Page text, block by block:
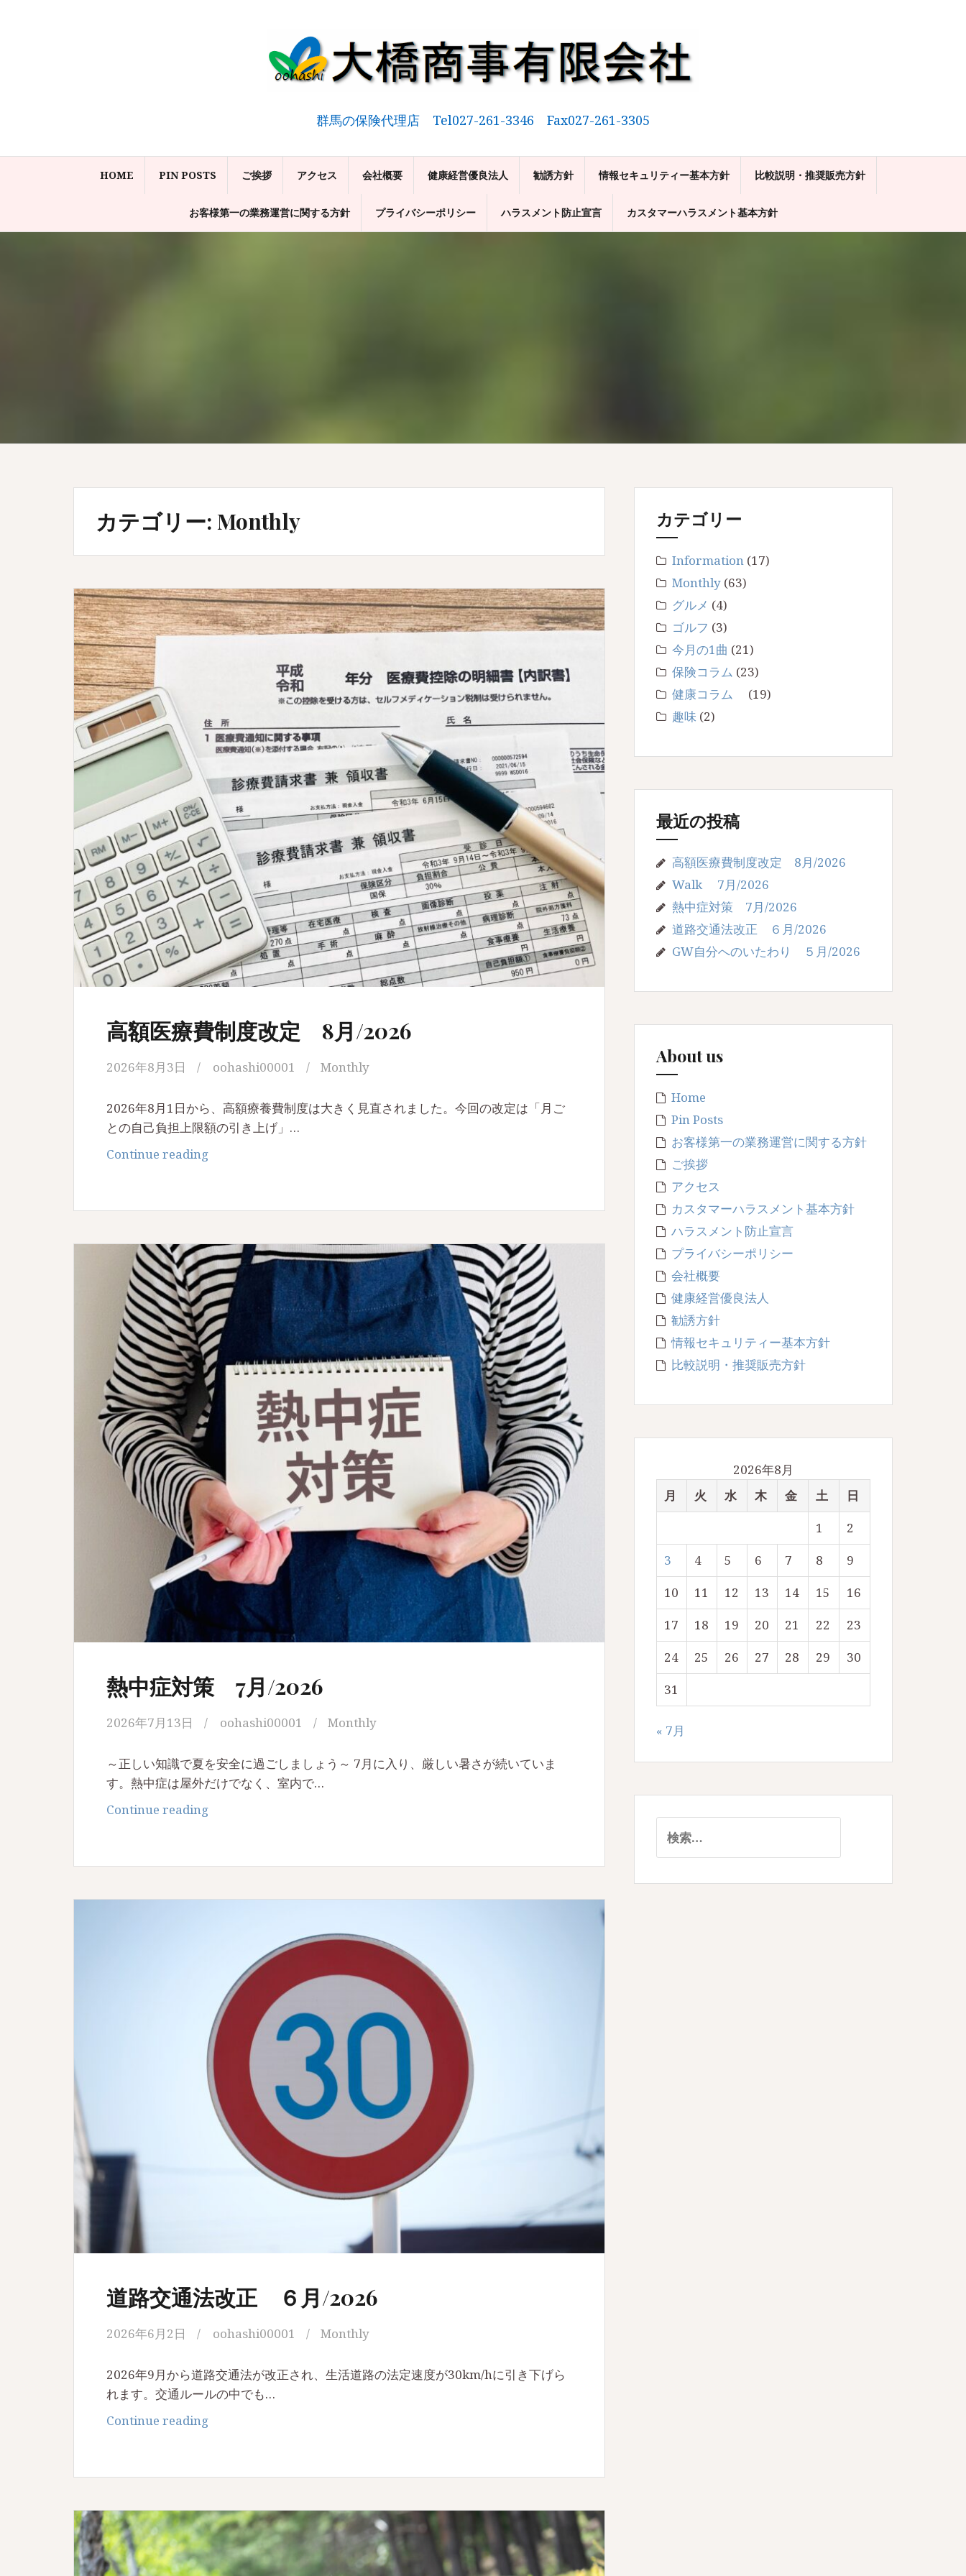
群馬の保険代理店 Tel027-261-3346 Fax027-261-3305
HOME PIN POSTS ご挨拶 アクセス 会社概要 健康経営優良法人 勧誘方針 情報セキュリティー基本方針 比較説明・推奨販売方針
お客様第一の業務運営に関する方針 プライバシーポリシー ハラスメント防止宣言 カスタマーハラスメント基本方針
カテゴリー: Monthly
高額医療費制度改定 8月/2026
2026年8月3日 oohashi00001 Monthly
2026年8月1日から、高額療養費制度は大きく見直されました。今回の改定は「月ご
との自己負担上限額の引き上げ」…
Continue reading高
療
制
度
改
定
8
月/2026
熱中症対策 7月/2026
2026年7月13日 oohashi00001 Monthly
～正しい知識で夏を安全に過ごしましょう～ 7月に入り、厳しい暑さが続いていま
す。熱中症は屋外だけでなく、室内で…
Continue reading熱
対
道路交通法改正 ６月/2026
2026年6月2日 oohashi00001 Monthly
2026年9月から道路交通法が改正され、生活道路の法定速度が30km/hに引き下げら
れます。交通ルールの中でも…
Continue reading道
通
改
正
６
カテゴリー
Information (17)
Monthly (63)
グルメ (4)
ゴルフ (3)
今月の1曲 (21)
保険コラム (23)
健康コラム
(19)
趣味 (2)
最近の投稿
高額医療費制度改定 8月/2026
Walk 7月/2026
熱中症対策 7月/2026
道路交通法改正 ６月/2026
GW自分へのいたわり ５月/2026
About us
Home
Pin Posts
お客様第一の業務運営に関する方針
ご挨拶
アクセス
カスタマーハラスメント基本方針
ハラスメント防止宣言
プライバシーポリシー
会社概要
健康経営優良法人
勧誘方針
情報セキュリティー基本方針
比較説明・推奨販売方針
2026年8月
月
火 水 木 金 土
日
1
2
3
4 5 6 7 8
9
10
11 12 13 14 15
16
17
18 19 20 21 22
23
24
25 26 27 28 29
30
31
« 7月
索: